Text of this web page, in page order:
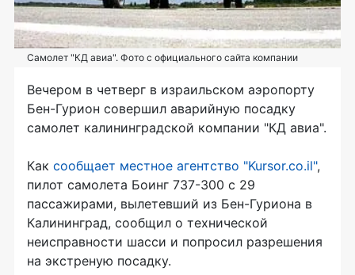
Самолет "КД авиа". Фото с официального сайта компании
Вечером в четверг в израильском аэропорту
Бен-Гурион совершил аварийную посадку
самолет калининградской компании "КД авиа".
Как сообщает местное агентство "Kursor.co.il",
пилот самолета Боинг 737-300 с 29
пассажирами, вылетевший из Бен-Гуриона в
Калининград, сообщил о технической
неисправности шасси и попросил разрешения
на экстреную посадку.